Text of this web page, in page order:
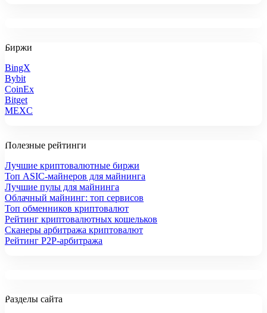
Биржи
BingX
Bybit
CoinEx
Bitget
MEXC
Полезные рейтинги
Лучшие криптовалютные биржи
Топ ASIC-майнеров для майнинга
Лучшие пулы для майнинга
Облачный майнинг: топ сервисов
Топ обменников криптовалют
Рейтинг криптовалютных кошельков
Сканеры арбитража криптовалют
Рейтинг P2P-арбитража
Разделы сайта